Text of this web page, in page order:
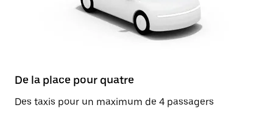
De la place pour quatre
Des taxis pour un maximum de 4 passagers